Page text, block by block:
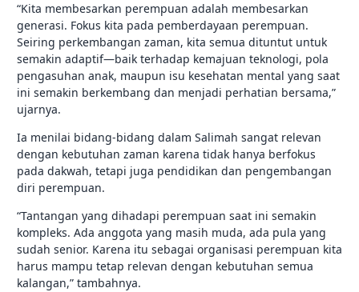
“Kita membesarkan perempuan adalah membesarkan
generasi. Fokus kita pada pemberdayaan perempuan.
Seiring perkembangan zaman, kita semua dituntut untuk
semakin adaptif—baik terhadap kemajuan teknologi, pola
pengasuhan anak, maupun isu kesehatan mental yang saat
ini semakin berkembang dan menjadi perhatian bersama,”
ujarnya.
Ia menilai bidang-bidang dalam Salimah sangat relevan
dengan kebutuhan zaman karena tidak hanya berfokus
pada dakwah, tetapi juga pendidikan dan pengembangan
diri perempuan.
“Tantangan yang dihadapi perempuan saat ini semakin
kompleks. Ada anggota yang masih muda, ada pula yang
sudah senior. Karena itu sebagai organisasi perempuan kita
harus mampu tetap relevan dengan kebutuhan semua
kalangan,” tambahnya.